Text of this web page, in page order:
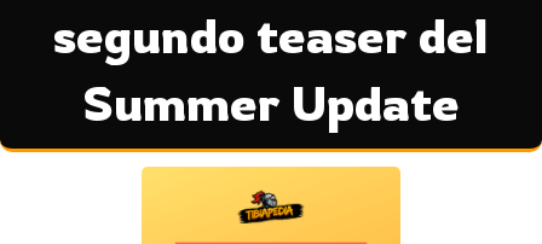
segundo teaser del
Summer Update